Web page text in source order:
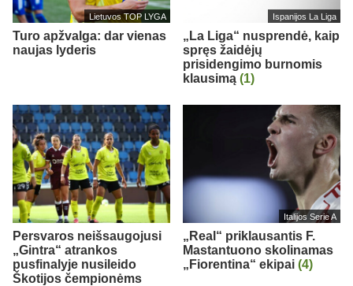
Lietuvos TOP LYGA
Turo apžvalga: dar vienas
naujas lyderis
Ispanijos La Liga
„La Liga“ nusprendė, kaip
spręs žaidėjų
prisidengimo burnomis
klausimą (1)
Persvaros neišsaugojusi
„Gintra“ atrankos
pusfinalyje nusileido
Škotijos čempionėms
Italijos Serie A
„Real“ priklausantis F.
Mastantuono skolinamas
„Fiorentina“ ekipai (4)